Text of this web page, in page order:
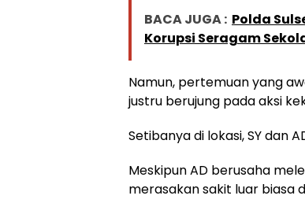
BACA JUGA : Polda
Korupsi Seragam
Namun, pertemuan yang
justru berujung pada aksi
Setibanya di lokasi, SY dan
Meskipun AD berusaha
merasakan sakit luar biasa